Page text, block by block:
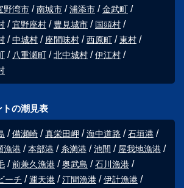
野湾市 南城市 浦添市
金武町
宜野座村 豊見城市
国頭村
中城村 座間味村 西原町
東村
八重瀬町 北中城村
伊江村
の潮見表
備瀬崎 真栄田岬 海中道路
石垣港
漁港 本部港 糸満港 池間
屋我地漁港
前兼久漁港 奥武島
石川漁港
ーチ 運天港 汀間漁港
伊計漁港